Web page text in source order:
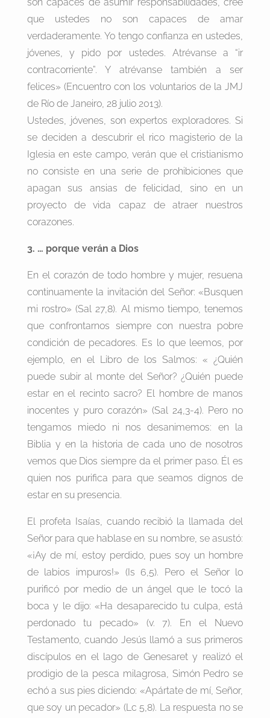
que ustedes no son capaces de amar
verdaderamente. Yo tengo confianza en ustedes,
jóvenes, y pido por ustedes. Atrévanse a “ir
contracorriente”. Y atrévanse también a ser
felices» (Encuentro con los voluntarios de la JMJ
de Río de Janeiro, 28 julio 2013).
Ustedes, jóvenes, son expertos exploradores. Si
se deciden a descubrir el rico magisterio de la
Iglesia en este campo, verán que el cristianismo
no consiste en una serie de prohibiciones que
apagan sus ansias de felicidad, sino en un
proyecto de vida capaz de atraer nuestros
corazones.
3. … porque verán a Dios
En el corazón de todo hombre y mujer, resuena
continuamente la invitación del Señor: «Busquen
mi rostro» (Sal 27,8). Al mismo tiempo, tenemos
que confrontarnos siempre con nuestra pobre
condición de pecadores. Es lo que leemos, por
ejemplo, en el Libro de los Salmos: « ¿Quién
puede subir al monte del Señor? ¿Quién puede
estar en el recinto sacro? El hombre de manos
inocentes y puro corazón» (Sal 24,3-4). Pero no
tengamos miedo ni nos desanimemos: en la
Biblia y en la historia de cada uno de nosotros
vemos que Dios siempre da el primer paso. Él es
quien nos purifica para que seamos dignos de
estar en su presencia.
El profeta Isaías, cuando recibió la llamada del
Señor para que hablase en su nombre, se asustó:
«¡Ay de mí, estoy perdido, pues soy un hombre
de labios impuros!» (Is 6,5). Pero el Señor lo
purificó por medio de un ángel que le tocó la
boca y le dijo: «Ha desaparecido tu culpa, está
perdonado tu pecado» (v. 7). En el Nuevo
Testamento, cuando Jesús llamó a sus primeros
discípulos en el lago de Genesaret y realizó el
prodigio de la pesca milagrosa, Simón Pedro se
echó a sus pies diciendo: «Apártate de mí, Señor,
que soy un pecador» (Lc 5,8). La respuesta no se